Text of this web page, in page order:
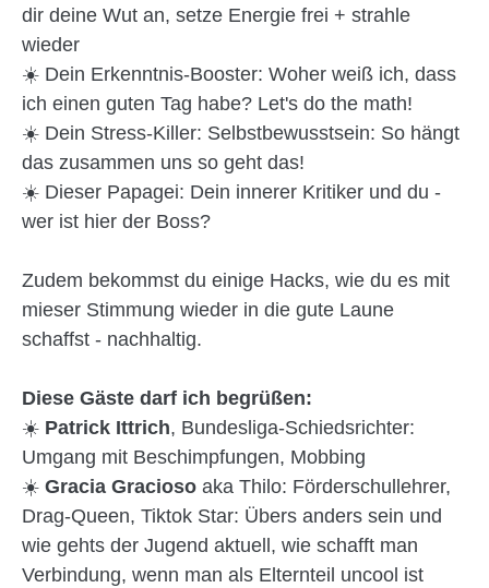
dir deine Wut an, setze Energie frei + strahle
wieder
☀️ Dein Erkenntnis-Booster: Woher weiß ich, dass
ich einen guten Tag habe? Let's do the math!
☀️ Dein Stress-Killer: Selbstbewusstsein: So hängt
das zusammen uns so geht das!
☀️ Dieser Papagei: Dein innerer Kritiker und du -
wer ist hier der Boss?
Zudem bekommst du einige Hacks, wie du es mit
mieser Stimmung wieder in die gute Laune
schaffst - nachhaltig.
Diese Gäste darf ich begrüßen:
☀️ Patrick Ittrich, Bundesliga-Schiedsrichter:
Umgang mit Beschimpfungen, Mobbing
☀️Gracia Gracioso aka Thilo: Förderschullehrer,
Drag-Queen, Tiktok Star: Übers anders sein und
wie gehts der Jugend aktuell, wie schafft man
Verbindung, wenn man als Elternteil uncool ist